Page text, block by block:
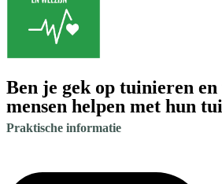
Ben je gek op tuinieren
mensen helpen met hun
Praktische informatie